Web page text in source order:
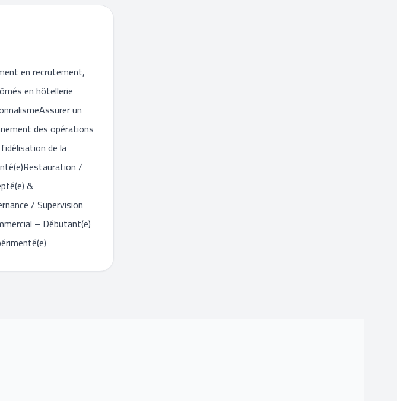
en recrutement,
en hôtellerie
un
des opérations
de la
/
&
/ Supervision
– Débutant(e)